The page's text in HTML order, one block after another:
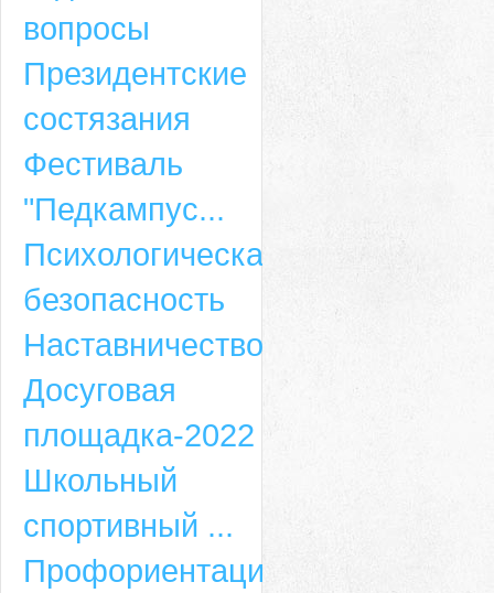
вопросы
Президентские
состязания
Фестиваль
"Педкампус...
Психологическая
безопасность
Наставничество
Досуговая
площадка-2022
Школьный
спортивный ...
Профориентация